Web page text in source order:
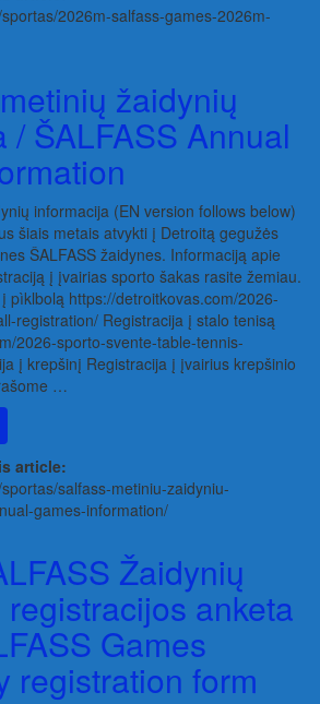
2026m-salfass-games-2026m-
žaidynių
/ ŠALFASS Annual
informacija (EN version follows below)
šiais metais atvykti į Detroitą gegužės
ŠALFASS žaidynes. Informaciją apie
į įvairias sporto šakas rasite žemiau.
pìklbolą https://detroitkovas.com/2026-
registration/ Registracija į stalo tenisą
2026-sporto-svente-table-tennis-
į krepšinį Registracija į įvairius krepšinio
…
article:
salfass-metiniu-zaidyniu-
games-information/
Žaidynių
anketa
Games
registration form